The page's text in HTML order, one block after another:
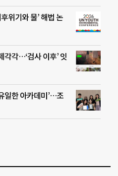
위기와 물’ 해법 논
각각…‘검사 이후’ 잇
일한 아카데미’…조